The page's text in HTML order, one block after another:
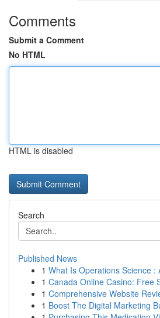
Comments
Submit a Comment
No HTML
HTML is disabled
Search
Published News
1 What Is Operations Science :
1 Canada Online Casino: Free
1 Comprehensive Website
1 Boost The Digital Marketing